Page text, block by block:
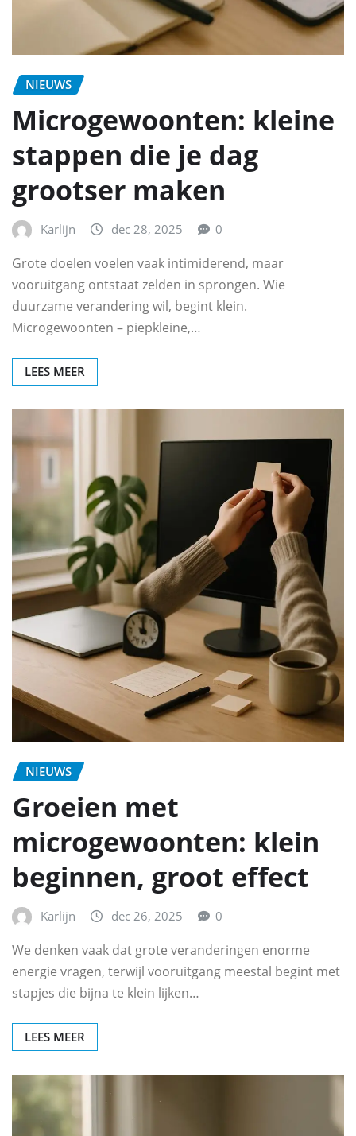
NIEUWS
Microgewoonten: kleine
stappen die je dag
grootser maken
Karlijn dec 28, 2025 0
Grote doelen voelen vaak intimiderend, maar
vooruitgang ontstaat zelden in sprongen. Wie
duurzame verandering wil, begint klein.
Microgewoonten – piepkleine,…
LEES MEER
NIEUWS
Groeien met
microgewoonten: klein
beginnen, groot effect
Karlijn dec 26, 2025 0
We denken vaak dat grote veranderingen enorme
energie vragen, terwijl vooruitgang meestal begint met
stapjes die bijna te klein lijken…
LEES MEER